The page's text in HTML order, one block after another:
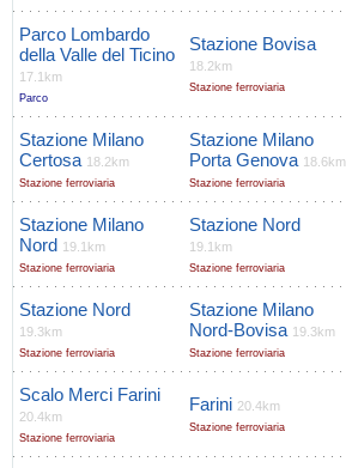
Parco Lombardo
della Valle del Ticino
17.1km
Parco
Stazione Bovisa
18.2km
Stazione ferroviaria
Stazione Milano
Certosa 18.2km
Stazione ferroviaria
Stazione Milano
Porta Genova 18.6km
Stazione ferroviaria
Stazione Milano
Nord 19.1km
Stazione ferroviaria
Stazione Nord
19.1km
Stazione ferroviaria
Stazione Nord
19.3km
Stazione ferroviaria
Stazione Milano
Nord-Bovisa 19.3km
Stazione ferroviaria
Scalo Merci Farini
20.4km
Stazione ferroviaria
Farini 20.4km
Stazione ferroviaria